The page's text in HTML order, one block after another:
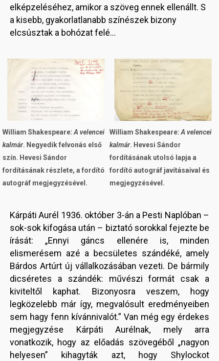
elképzeléséhez, amikor a szöveg ennek ellenállt. S
a kisebb, gyakorlatlanabb színészek bizony
elcsúsztak a bohózat felé…
Image
William Shakespeare:A velencei
kalmár. Negyedik felvonás első
szín. Hevesi Sándor
fordításának részlete, a fordító
autográf megjegyzésével.
Image
William Shakespeare:A velencei
kalmár. Hevesi Sándor
fordításának utolsó lapja a
fordító autográf javításaival és
megjegyzésével.
Kárpáti Aurél 1936. október 3-án a Pesti Naplóban –
sok-sok kifogása után – biztató sorokkal fejezte be
írását: „Ennyi gáncs ellenére is, minden
elismerésem azé a becsületes szándéké, amely
Bárdos Artúrt új vállalkozásában vezeti. De bármily
dicséretes a szándék: művészi formát csak a
kiviteltől kaphat. Bizonyosra veszem, hogy
legközelebb már így, megvalósult eredményeiben
sem hagy fenn kívánnivalót.” Van még egy érdekes
megjegyzése Kárpáti Aurélnak, mely arra
vonatkozik, hogy az előadás szövegéből „nagyon
helyesen” kihagyták azt, hogy Shylockot